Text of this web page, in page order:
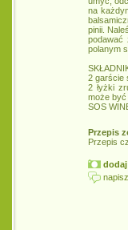
na
pinii.
podawać
polanym
2 garście
2 łyżki
może być
SOS
Przepis
Przepis